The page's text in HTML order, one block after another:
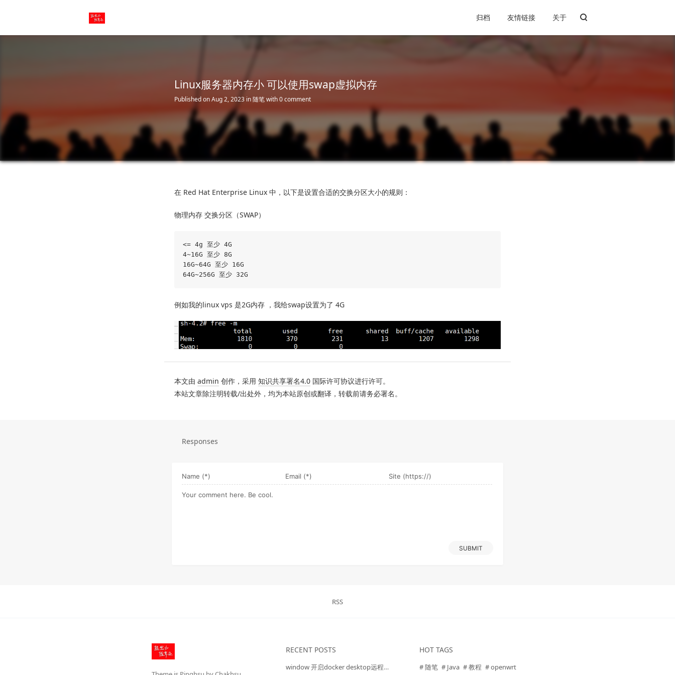
归档 友情链接 关于
Linux服务器内存小 可以使用swap虚拟内存
Published on Aug 2, 2023 in随笔with0 comment
在 Red Hat Enterprise Linux 中，以下是设置合适的交换分区大小的规则：
物理内存 交换分区（SWAP）
<= 4g 至少 4G
4~16G 至少 8G
16G~64G 至少 16G
例如我的linux vps 是2G内存 ，我给swap设置为了 4G
本文由 admin 创作，采用 知识共享署名4.0 国际许可协议进行许可。
本站文章除注明转载/出处外，均为本站原创或翻译，转载前请务必署名。
Responses
SUBMIT
RSS
RECENT POSTS
window 开启docker desktop远程访问
HOT TAGS
# 随笔 # Java # 教程 # openwrt